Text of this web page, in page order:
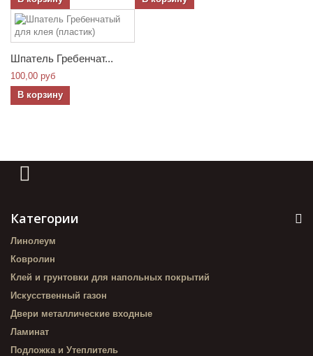
Шпатель Гребенчат...
100,00 руб
В корзину
Категории
Линолеум
Ковролин
Клей и грунтовки для напольных покрытий
Искусственный газон
Двери металлические входные
Ламинат
Подложка и Утеплитель